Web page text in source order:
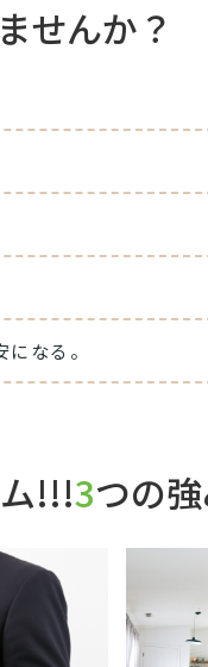
せんか？
なる。
!!!3つの